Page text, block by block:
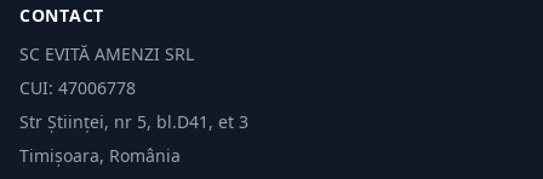
CONTACT
SC EVITĂ AMENZI SRL
CUI: 47006778
Str Științei, nr 5, bl.D41, et 3
Timișoara, România